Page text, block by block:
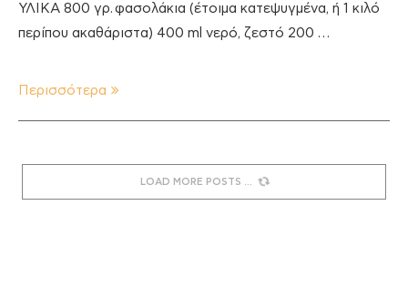
ΥΛΙΚΑ 800 γρ. φασολάκια (έτοιμα κατεψυγμένα, ή 1 κιλό
περίπου ακαθάριστα) 400 ml νερό, ζεστό 200 …
Περισσότερα
LOAD MORE POSTS